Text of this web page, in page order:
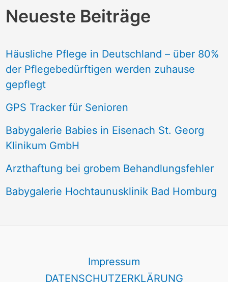
Neueste Beiträge
Häusliche Pflege in Deutschland – über 80%
der Pflegebedürftigen werden zuhause
gepflegt
GPS Tracker für Senioren
Babygalerie Babies in Eisenach St. Georg
Klinikum GmbH
Arzthaftung bei grobem Behandlungsfehler
Babygalerie Hochtaunusklinik Bad Homburg
Impressum
DATENSCHUTZERKLÄRUNG